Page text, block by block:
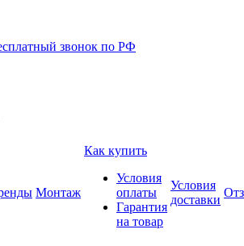
звонок по РФ
Монтаж
Как купить
Условия
оплаты
Гарантия
на товар
Условия
доставки